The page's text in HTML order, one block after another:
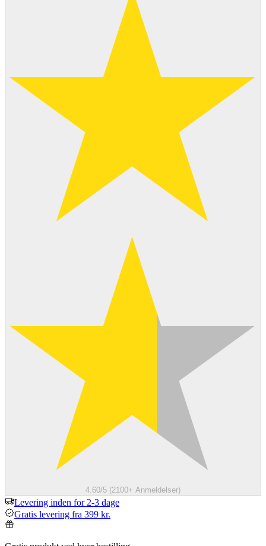
4.60/5 (2100+ Anmeldelser)
Levering inden for 2-3 dage
Gratis levering fra 399 kr.